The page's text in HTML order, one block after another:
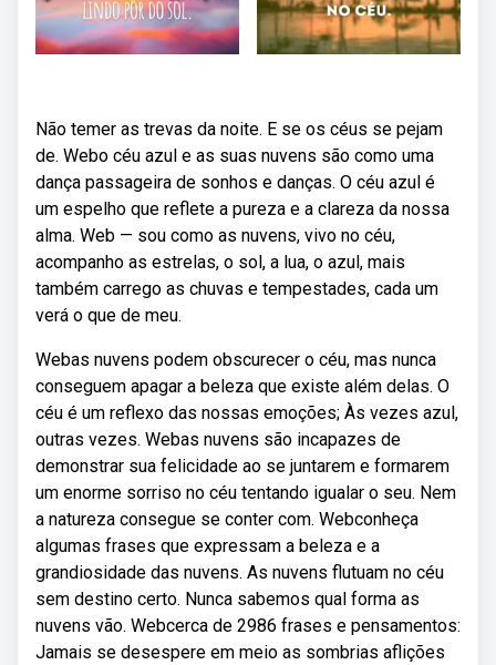
Não temer as trevas da noite. E se os céus se pejam
de. Webo céu azul e as suas nuvens são como uma
dança passageira de sonhos e danças. O céu azul é
um espelho que reflete a pureza e a clareza da nossa
alma. Web — sou como as nuvens, vivo no céu,
acompanho as estrelas, o sol, a lua, o azul, mais
também carrego as chuvas e tempestades, cada um
verá o que de meu.
Webas nuvens podem obscurecer o céu, mas nunca
conseguem apagar a beleza que existe além delas. O
céu é um reflexo das nossas emoções; Às vezes azul,
outras vezes. Webas nuvens são incapazes de
demonstrar sua felicidade ao se juntarem e formarem
um enorme sorriso no céu tentando igualar o seu. Nem
a natureza consegue se conter com. Webconheça
algumas frases que expressam a beleza e a
grandiosidade das nuvens. As nuvens flutuam no céu
sem destino certo. Nunca sabemos qual forma as
nuvens vão. Webcerca de 2986 frases e pensamentos:
Jamais se desespere em meio as sombrias aflições